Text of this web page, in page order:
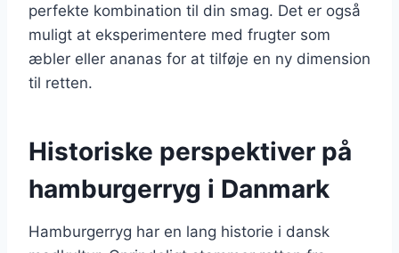
perfekte kombination til din smag. Det er også
muligt at eksperimentere med frugter som
æbler eller ananas for at tilføje en ny dimension
til retten.
Historiske perspektiver på
hamburgerryg i Danmark
Hamburgerryg har en lang historie i dansk